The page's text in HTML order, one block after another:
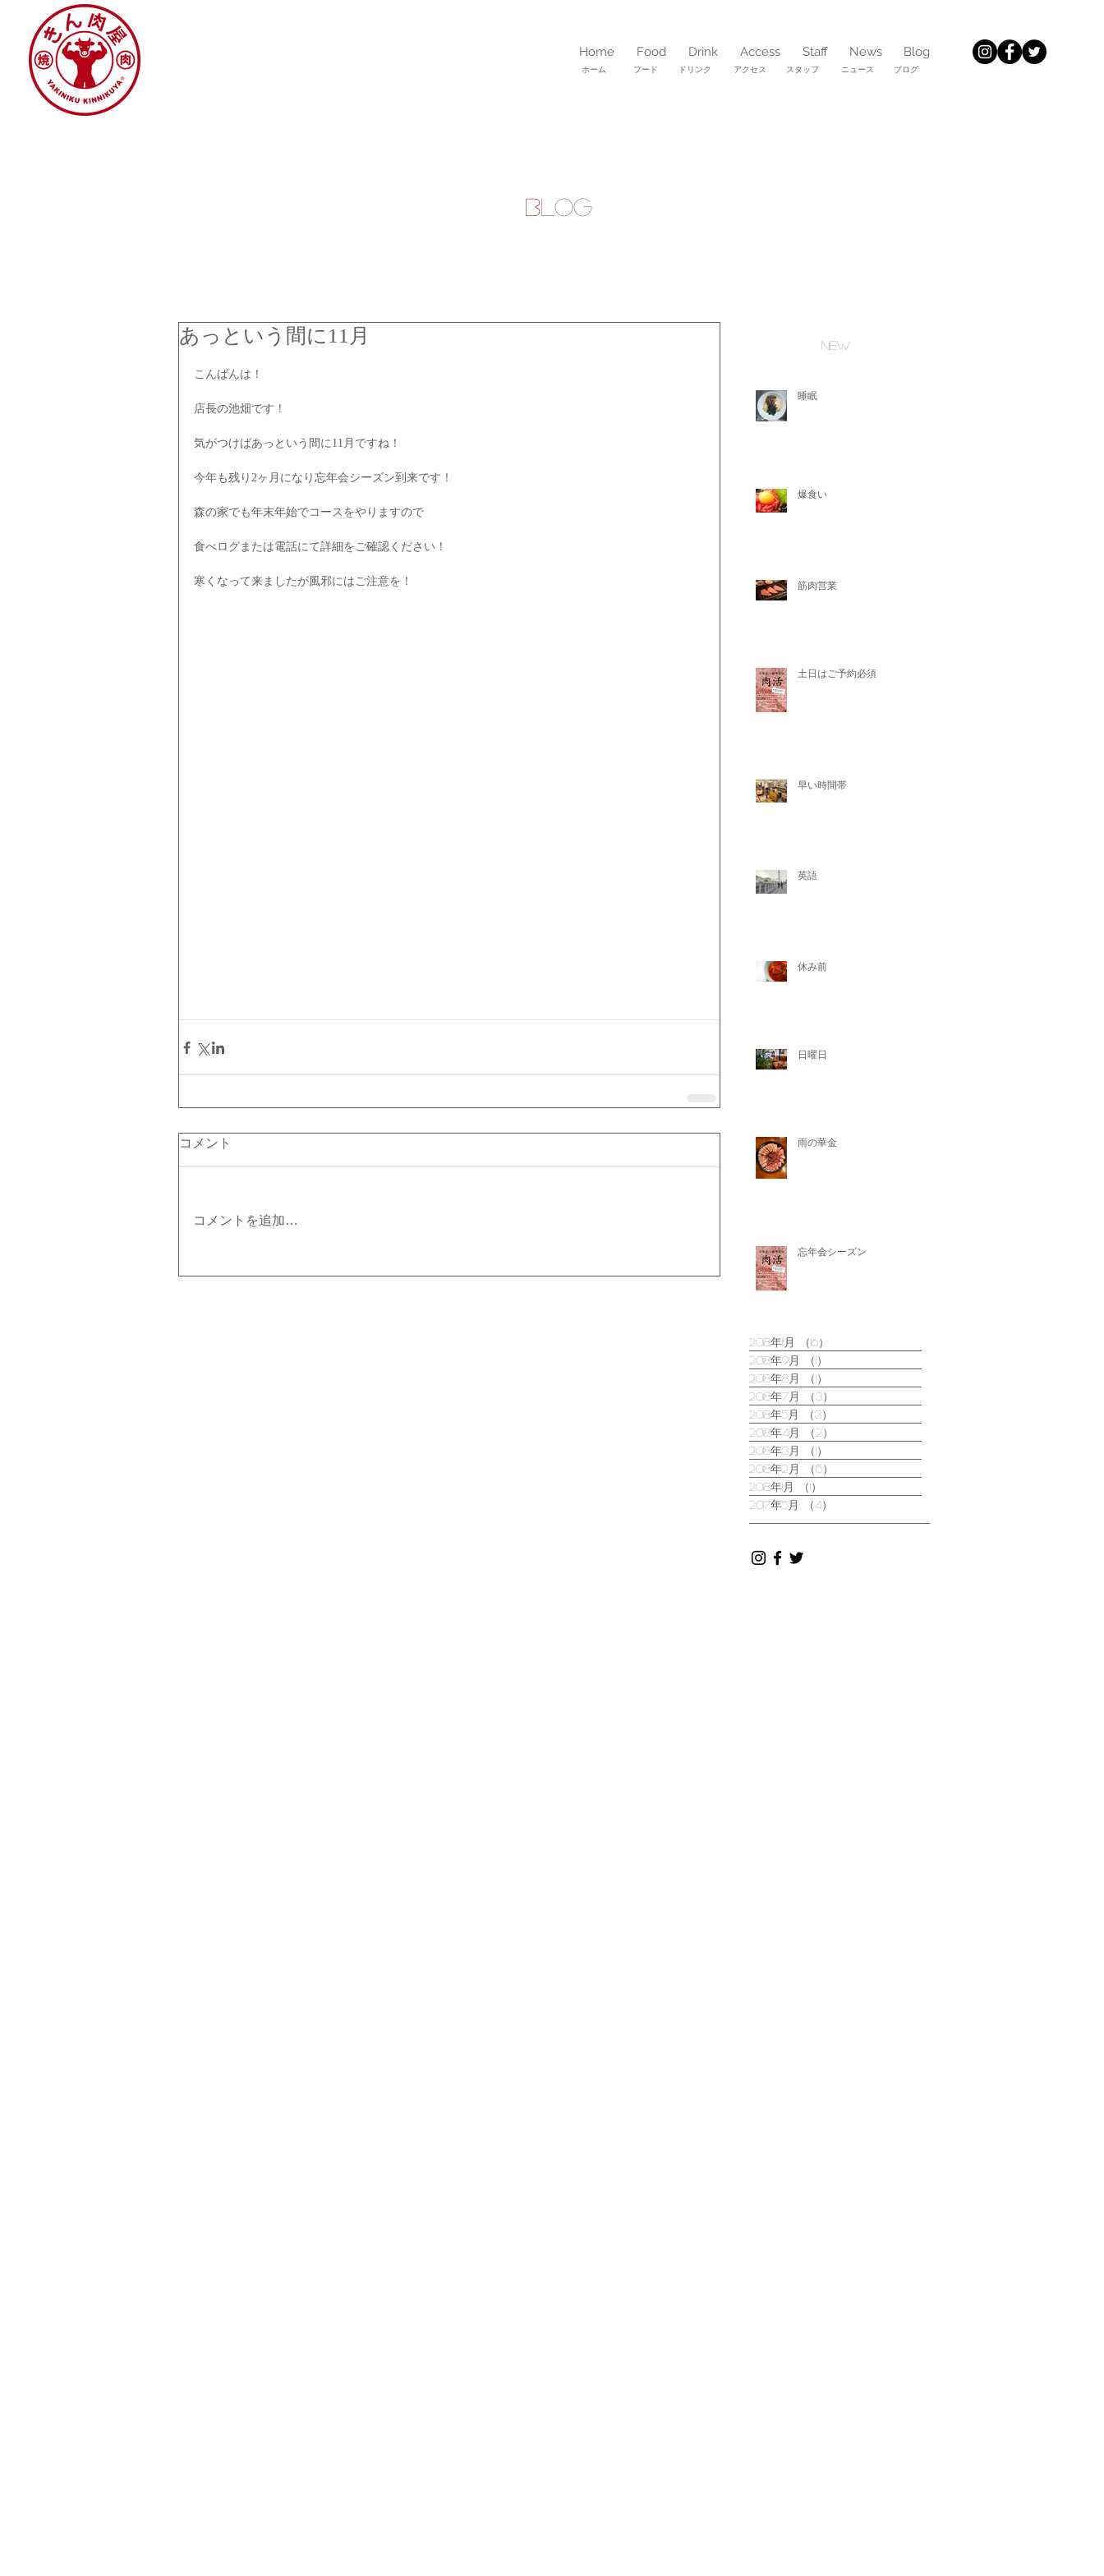
Home Food Drink Access Staff News Blog
ホーム フード ドリンク アクセス スタッフ ニュース ブログ
BLOG
あっという間に11月
こんばんは！
店長の池畑です！
気がつけばあっという間に11月ですね！
今年も残り2ヶ月になり忘年会シーズン到来です！
森の家でも年末年始でコースをやりますので
食べログまたは電話にて詳細をご確認ください！
寒くなって来ましたが風邪にはご注意を！
コメント
コメントを追加…
NEW
睡眠
爆食い
筋肉営業
土日はご予約必須
早い時間帯
英語
休み前
日曜日
雨の華金
忘年会シーズン
2018年11月 （16）
2018年9月
（1）
2018年8月
（1）
2018年7月
（3）
2018年5月
（3）
2018年4月
（2）
2018年3月
（1）
2018年2月
（15）
2018年1月
（1）
2017年5月
（4）